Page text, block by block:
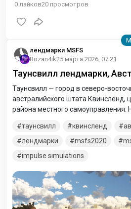
0 лайков20 просмотров
лендмарки MSFS
Rozan4ik25 марта 2026, 07:21
Таунсвилл лендмарки,
Таунсвилл — город в северо-
австралийского штата Квинсленд,
района местного самоуправления.
человек, а население всего района
Ближайшие крупные города —
таунсвилл квинсленд
лендмарки
msfs2020
impulse simulations